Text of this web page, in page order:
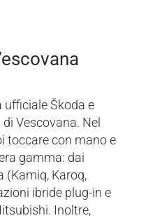
Škoda e
Vescovana. Nel
toccare con mano e
gamma: dai
(Kamiq, Karoq,
ibride plug-in e
Inoltre,